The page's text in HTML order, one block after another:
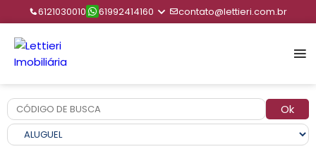
6121030010 61992414160 contato@lettieri.com.br
Ok